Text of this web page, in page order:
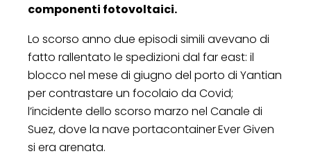
componenti fotovoltaici.
Lo scorso anno due episodi simili avevano di
fatto rallentato le spedizioni dal far east: il
blocco nel mese di giugno del porto di Yantian
per contrastare un focolaio da Covid;
l’incidente dello scorso marzo nel Canale di
Suez, dove la nave portacontainerEver Given
si era arenata.